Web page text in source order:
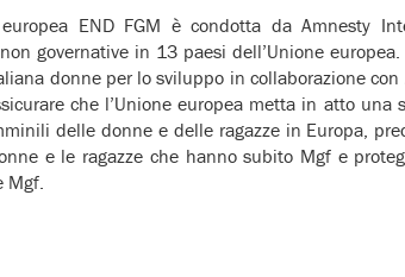
END FGM è condotta da Amnesty
governative in 13 paesi dell’Unione
donne per lo sviluppo in collaborazione
che l’Unione europea metta in atto
delle donne e delle ragazze in Europa,
e le ragazze che hanno subito Mgf e
Mgf.